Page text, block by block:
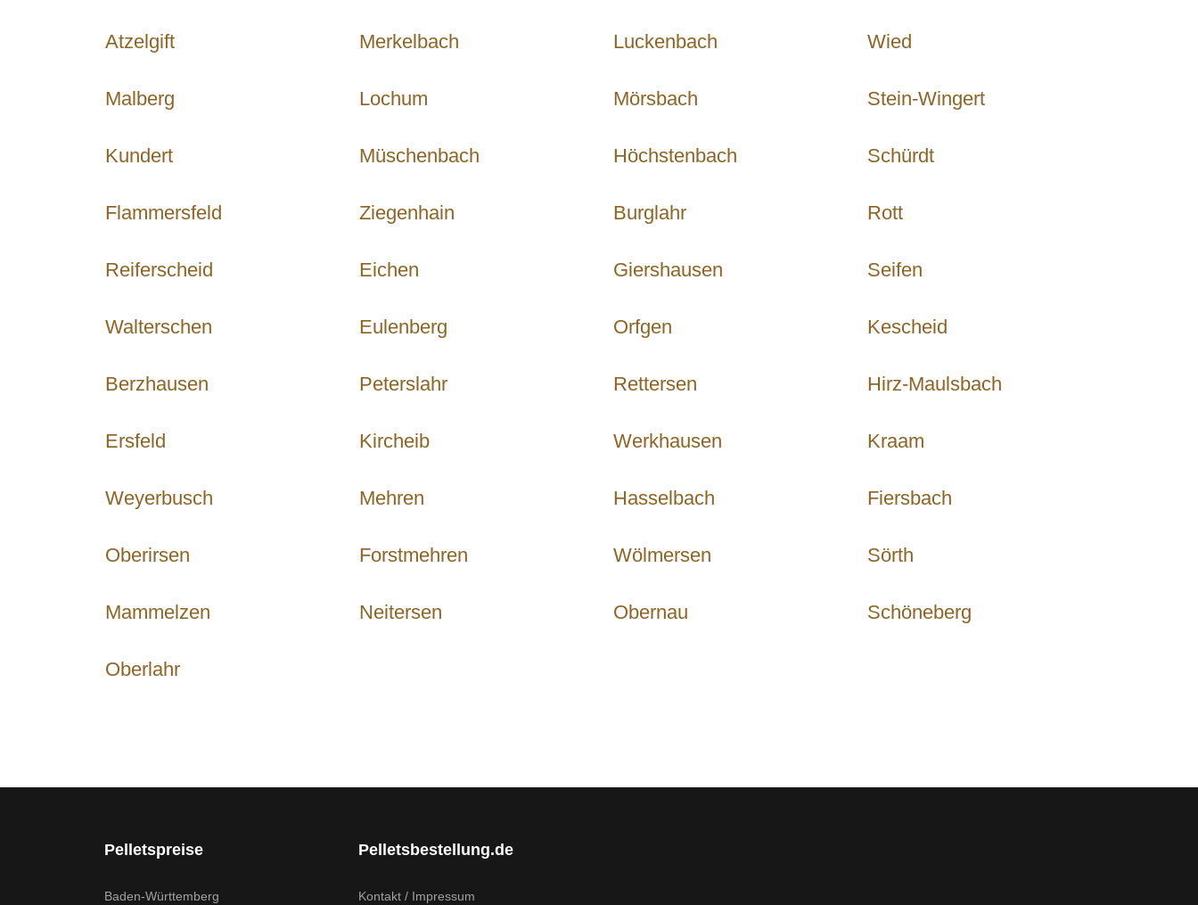
Atzelgift Merkelbach Luckenbach Wied
Malberg Lochum Mörsbach Stein-Wingert
Kundert Müschenbach Höchstenbach Schürdt
Flammersfeld Ziegenhain Burglahr Rott
Reiferscheid Eichen Giershausen Seifen
Walterschen Eulenberg Orfgen Kescheid
Berzhausen Peterslahr Rettersen Hirz-Maulsbach
Ersfeld Kircheib Werkhausen Kraam
Weyerbusch Mehren Hasselbach Fiersbach
Oberirsen Forstmehren Wölmersen Sörth
Mammelzen Neitersen Obernau Schöneberg
Oberlahr
Pelletspreise
Baden-Württemberg
Pelletsbestellung.de
Kontakt / Impressum